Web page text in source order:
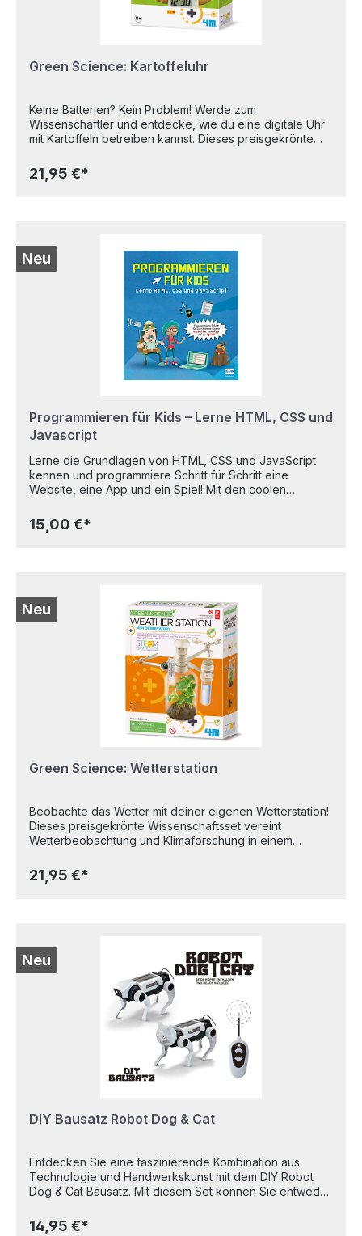
Green Science: Kartoffeluhr
Keine Batterien? Kein Problem! Werde zum
Wissenschaftler und entdecke, wie du eine digitale Uhr
mit Kartoffeln betreiben kannst. Dieses preisgekrönte
umgewandelt wird. Verbinde Drähte und Elektroden mit
zwei Kartoffeln – und die Uhr läuft! Finde heraus, welche
Zinkstreifen, Kabel, ausführliche Anleitung. Farbe und
Inhalt können von der Abbildung abweichen. Alter: 8+
21,95 €*
Neu
Programmieren für Kids – Lerne HTML, CSS und
Javascript
Lerne die Grundlagen von HTML, CSS und JavaScript
kennen und programmiere Schritt für Schritt eine
Website, eine App und ein Spiel! Mit den coolen
ganz leicht und macht jede Menge Spaß. In sechs
spannenden Missionen begleiten Kinder ab 9 Jahren
Aufgaben steht zum Download zur Verfügung, sodass
direkt losgelegt werden kann. Für Kinder ab 9 Jahren.
Erstelle eine Website, eine App und ein Spiel! Young
Rewired State (Autor) Softcover 208 Seiten 2023
15,00 €*
Neu
Green Science: Wetterstation
Beobachte das Wetter mit deiner eigenen Wetterstation!
Dieses preisgekrönte Wissenschaftsset vereint
Wetterbeobachtung und Klimaforschung in einem
Windrad, Windfahne, Thermometer und Regenmesser
helfen, Veränderungen des Wetters zu messen und zu
Thermometer, Halterung für Thermometer, 2 Hälften
Halterung, Trichter, Halterung für Niederschlagsmesser,
Halterung für Windfahne, Halterung für Windmesser,
Kompass, Windfahne, Halbkugeln für
Niederschlagsmesser, kurzer Stift, langer Stift, Kappe,
Anemometer-Drehkreuz, Schrauben, ausführliche
21,95 €*
Neu
DIY Bausatz Robot Dog & Cat
Entdecken Sie eine faszinierende Kombination aus
Technologie und Handwerkskunst mit dem DIY Robot
Dog & Cat Bausatz. Mit diesem Set können Sie entweder
mit der beiliegenden Fernbedienung steuern, um sie
14,95 €*